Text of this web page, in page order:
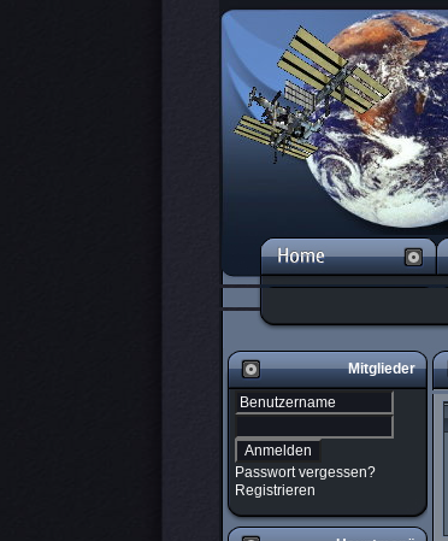
Mitglieder
Passwort vergessen?
Registrieren